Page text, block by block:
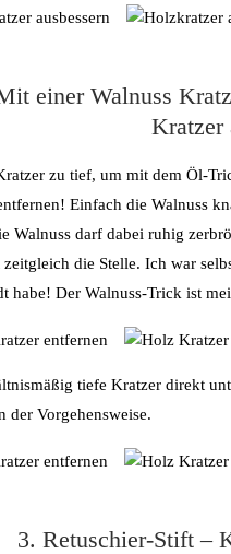
einer Walnuss
Kratzer
zu tief, um mit dem Öl-
Einfach die Walnuss
Walnuss darf dabei ruhig
zeitgleich die Stelle. Ich war
habe! Der Walnuss-Trick ist
tiefe Kratzer direkt
der Vorgehensweise.
3. Retuschier-Stift –